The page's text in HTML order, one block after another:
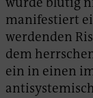
manifestiert
werdenden
dem
ein in einen